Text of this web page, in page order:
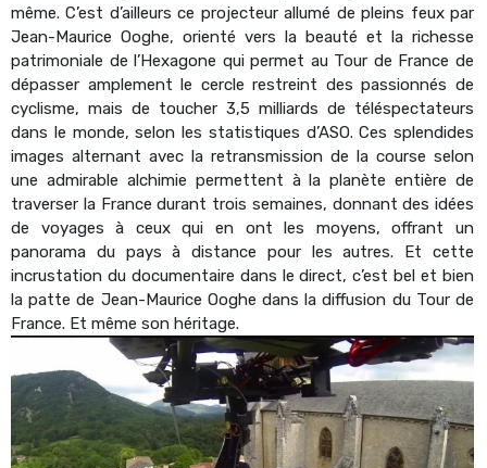
même. C’est d’ailleurs ce projecteur allumé de pleins feux par
Jean-Maurice Ooghe, orienté vers la beauté et la richesse
patrimoniale de l’Hexagone qui permet au Tour de France de
dépasser amplement le cercle restreint des passionnés de
cyclisme, mais de toucher 3,5 milliards de téléspectateurs
dans le monde, selon les statistiques d’ASO. Ces splendides
images alternant avec la retransmission de la course selon
une admirable alchimie permettent à la planète entière de
traverser la France durant trois semaines, donnant des idées
de voyages à ceux qui en ont les moyens, offrant un
panorama du pays à distance pour les autres. Et cette
incrustation du documentaire dans le direct, c’est bel et bien
la patte de Jean-Maurice Ooghe dans la diffusion du Tour de
France. Et même son héritage.